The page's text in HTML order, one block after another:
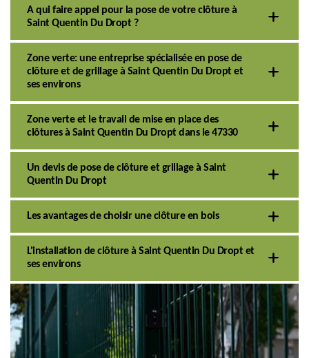
A qui faire appel pour la pose de votre clôture à
Saint Quentin Du Dropt ?
Zone verte: une entreprise spécialisée en pose de
clôture et de grillage à Saint Quentin Du Dropt et
ses environs
Zone verte et le travail de mise en place des
clôtures à Saint Quentin Du Dropt dans le 47330
Un devis de pose de clôture et grillage à Saint
Quentin Du Dropt
Les avantages de choisir une clôture en bois
L'installation de clôture à Saint Quentin Du Dropt et
ses environs